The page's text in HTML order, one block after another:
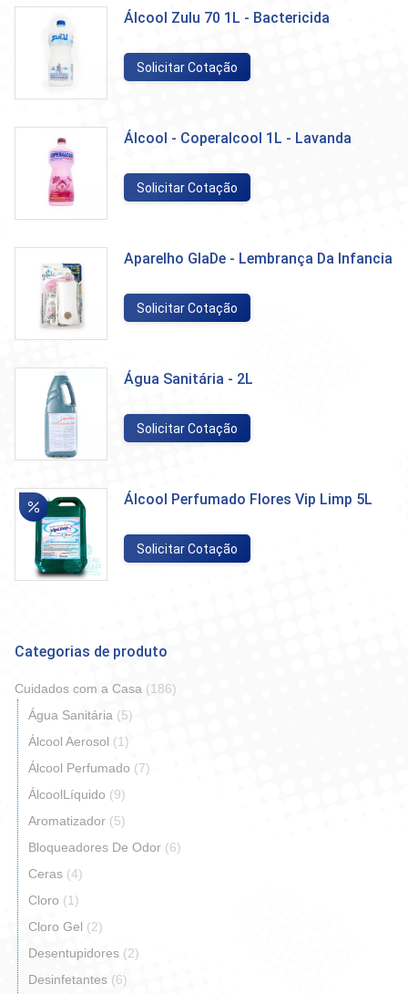
Álcool Zulu 70 1L - Bactericida
Solicitar Cotação
Álcool - Coperalcool 1L - Lavanda
Solicitar Cotação
Aparelho GlaDe - Lembrança Da Infancia
Solicitar Cotação
Água Sanitária - 2L
Solicitar Cotação
Álcool Perfumado Flores Vip Limp 5L
Solicitar Cotação
Categorias de produto
Cuidados com a Casa (186)
Água Sanitária (5)
Álcool Aerosol (1)
Álcool Perfumado (7)
ÁlcoolLíquido (9)
Aromatizador (5)
Bloqueadores De Odor (6)
Ceras (4)
Cloro (1)
Cloro Gel (2)
Desentupidores (2)
Desinfetantes (6)